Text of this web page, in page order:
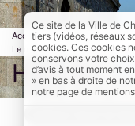
Accueil Culture et loisirs
Le musée de la Libération
Histoire
AddToAny (share) est
Ce site de la Ville de
tiers (vidéos, réseaux
cookies. Ces cookies
conservons votre
d’avis à tout moment
» en bas à droite de
notre page de